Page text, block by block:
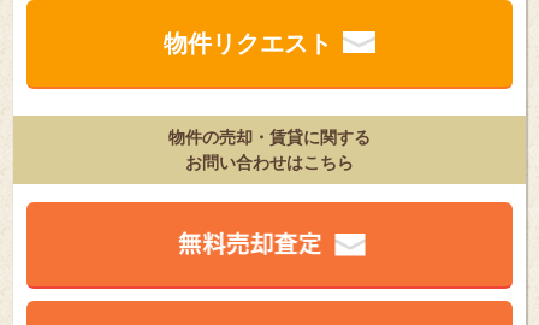
物件リクエスト
物件の売却・賃貸に関する
お問い合わせはこちら